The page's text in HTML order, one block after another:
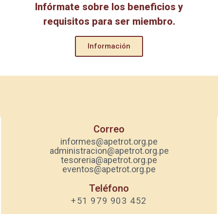
Infórmate sobre los beneficios y
requisitos para ser miembro.
Información
Correo
informes@apetrot.org.pe
administracion@apetrot.org.pe
tesoreria@apetrot.org.pe
eventos@apetrot.org.pe
Teléfono
+51 979 903 452